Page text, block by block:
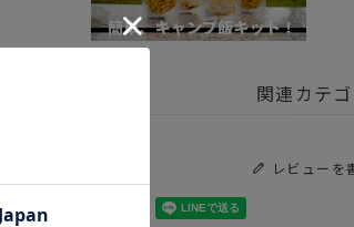
関連カテゴ
UNBY SELECT OUTDOOR
レビューを